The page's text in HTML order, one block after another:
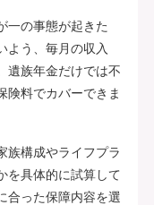
一の事態が起きた
よう、毎月の収入
遺族年金だけでは不
険料でカバーできま
族構成やライフプラ
を具体的に試算して
合った保障内容を選